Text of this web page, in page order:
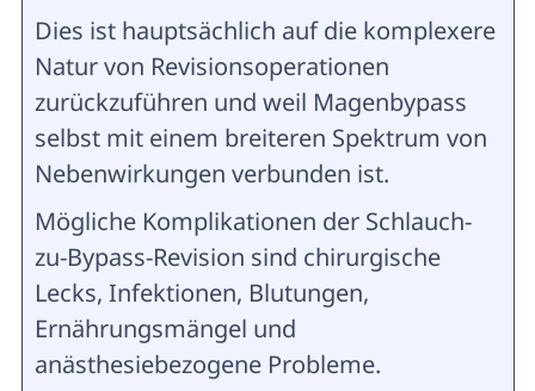
Dies ist hauptsächlich auf die komplexere
Natur von Revisionsoperationen
zurückzuführen und weil Magenbypass
selbst mit einem breiteren Spektrum von
Nebenwirkungen verbunden ist.
Mögliche Komplikationen der Schlauch-
zu-Bypass-Revision sind chirurgische
Lecks, Infektionen, Blutungen,
Ernährungsmängel und
anästhesiebezogene Probleme.